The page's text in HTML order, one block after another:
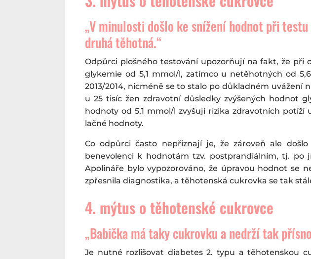
„V minulosti došlo ke snížení hodnot při
druhá těhotná.“
Odpůrci plošného testování upozorňují na fakt, že při
glykemie od 5,1 mmol/l, zatímco u netěhotných od
2013/2014, nicméně se to stalo po důkladném uvážení
u 25 tisíc žen zdravotní důsledky zvýšených hodnot
hodnoty od 5,1 mmol/l zvyšují rizika zdravotních
lačné hodnoty.
Co odpůrci často nepřiznají je, že zároveň ale
benevolenci k hodnotám tzv. postprandiálním, tj. po
Apolináře bylo vypozorováno, že úpravou hodnot se
zpřesnila diagnostika, a těhotenská cukrovka se tak
4. mýtus o těhotenské cukrovce
„Babička má taky cukrovku a nedrží tak
Je nutné rozlišovat diabetes 2. typu a těhotenskou